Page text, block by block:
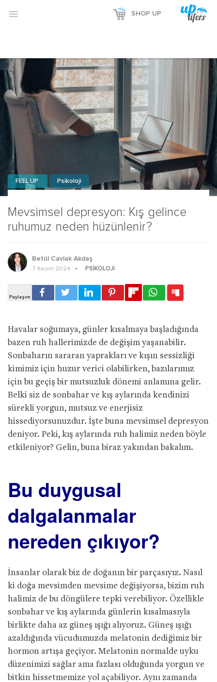
 SHOP UP
Mevsimsel depresyon: Kış gelince
ruhumuz neden hüzünlenir?
FEEL UP Psikoloji
Betül Cavlak Akdaş
7 Kasım 2024 PSIKOLOJI
Havalar soğumaya, günler kısalmaya başladığında
bazen ruh hallerimizde de değişim yaşanabilir.
Sonbaharın sararan yaprakları ve kışın sessizliği
kimimiz için huzur verici olabilirken, bazılarımız
için bu geçiş bir mutsuzluk dönemi anlamına gelir.
Belki siz de sonbahar ve kış aylarında kendinizi
sürekli yorgun, mutsuz ve enerjisiz
hissediyorsunuzdur. İşte buna mevsimsel depresyon
deniyor. Peki, kış aylarında ruh halimiz neden böyle
etkileniyor? Gelin, buna biraz yakından bakalım.
Bu duygusal
dalgalanmalar
nereden çıkıyor?
İnsanlar olarak biz de doğanın bir parçasıyız. Nasıl
ki doğa mevsimden mevsime değişiyorsa, bizim ruh
halimiz de bu döngülere tepki verebiliyor. Özellikle
sonbahar ve kış aylarında günlerin kısalmasıyla
birlikte daha az güneş ışığı alıyoruz. Güneş ışığı
azaldığında vücudumuzda melatonin dediğimiz bir
hormon artışa geçiyor. Melatonin normalde uyku
düzenimizi sağlar ama fazlası olduğunda yorgun ve
bitkin hissetmemize yol açabiliyor. Aynı zamanda